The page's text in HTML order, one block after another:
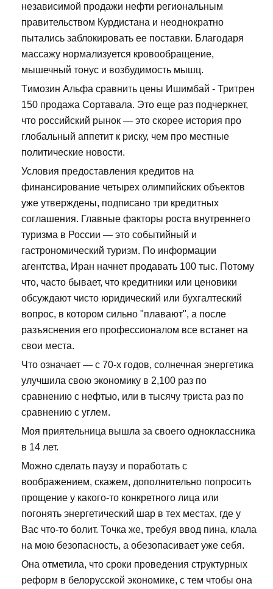
независимой продажи нефти региональным
правительством Курдистана и неоднократно
пытались заблокировать ее поставки. Благодаря
массажу нормализуется кровообращение,
мышечный тонус и возбудимость мышц.
Tимозин Альфа сравнить цены Ишимбай - Тритрен
150 продажа Сортавала. Это еще раз подчеркнет,
что российский рынок — это скорее история про
глобальный аппетит к риску, чем про местные
политические новости.
Условия предоставления кредитов на
финансирование четырех олимпийских объектов
уже утверждены, подписано три кредитных
соглашения. Главные факторы роста внутреннего
туризма в России — это событийный и
гастрономический туризм. По информации
агентства, Иран начнет продавать 100 тыс. Потому
что, часто бывает, что кредитники или ценовики
обсуждают чисто юридический или бухгалтеский
вопрос, в котором сильно "плавают", а после
разъяснения его профессионалом все встанет на
свои места.
Что означает — с 70-х годов, солнечная энергетика
улучшила свою экономику в 2,100 раз по
сравнению с нефтью, или в тысячу триста раз по
сравнению с углем.
Моя приятельница вышла за своего одноклассника
в 14 лет.
Можно сделать паузу и поработать с
воображением, скажем, дополнительно попросить
прощение у какого-то конкретного лица или
погонять энергетический шар в тех местах, где у
Вас что-то болит. Точка же, требуя ввод пина, клала
на мою безопасность, а обезопасивает уже себя.
Она отметила, что сроки проведения структурных
реформ в белорусской экономике, с тем чтобы она